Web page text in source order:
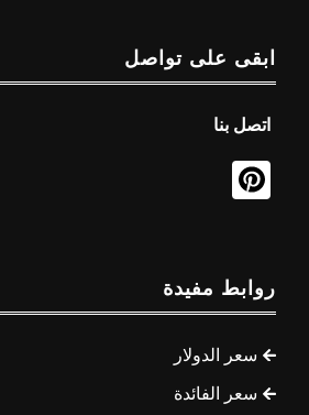
ابقى على تواصل
اتصل بنا
روابط مفيدة
سعر الدولار
سعر الفائدة